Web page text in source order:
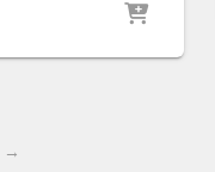
→